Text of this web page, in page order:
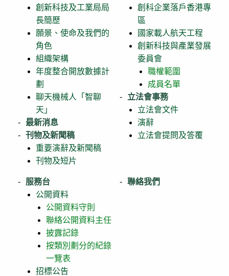
創新科技及工業局局
長簡歷
願景、使命及我們的
角色
組織架構
年度整合開放數據計
劃
聊天機械人「智聊
天」
最新消息
刊物及新聞稿
重要演辭及新聞稿
刊物及短片
創科企業落戶香港專
區
國家載人航天工程
創新科技與產業發展
委員會
職權範圍
成員名單
立法會事務
立法會文件
演辭
立法會提問及答覆
服務台
公開資料
公開資料守則
聯絡公開資料主任
披露記錄
按類別劃分的紀錄
一覽表
招標公告
聯絡我們